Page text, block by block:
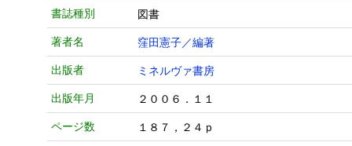
書誌種別 図書
著者名 窪田憲子／編著
出版者 ミネルヴァ書房
出版年月 ２００６．１１
ページ数 １８７，２４ｐ